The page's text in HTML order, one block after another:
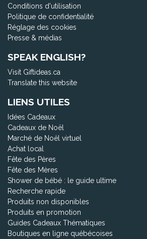
Conditions d'utilisation
Politique de confidentialité
Réglage des cookies
Presse & médias
SPEAK ENGLISH?
Visit Giftideas.ca
Translate this website
LIENS UTILES
Idées Cadeaux
Cadeaux de Noël
Marché de Noël virtuel
Achat local
Fête des Pères
Fête des Mères
Shower de bébé : le guide ultime
Recherche rapide
Produits non disponibles
Produits en promotion
Guides Cadeaux Thématiques
Boutiques en ligne québécoises